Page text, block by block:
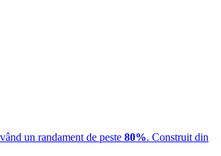
un randament de peste 80%. Construit din